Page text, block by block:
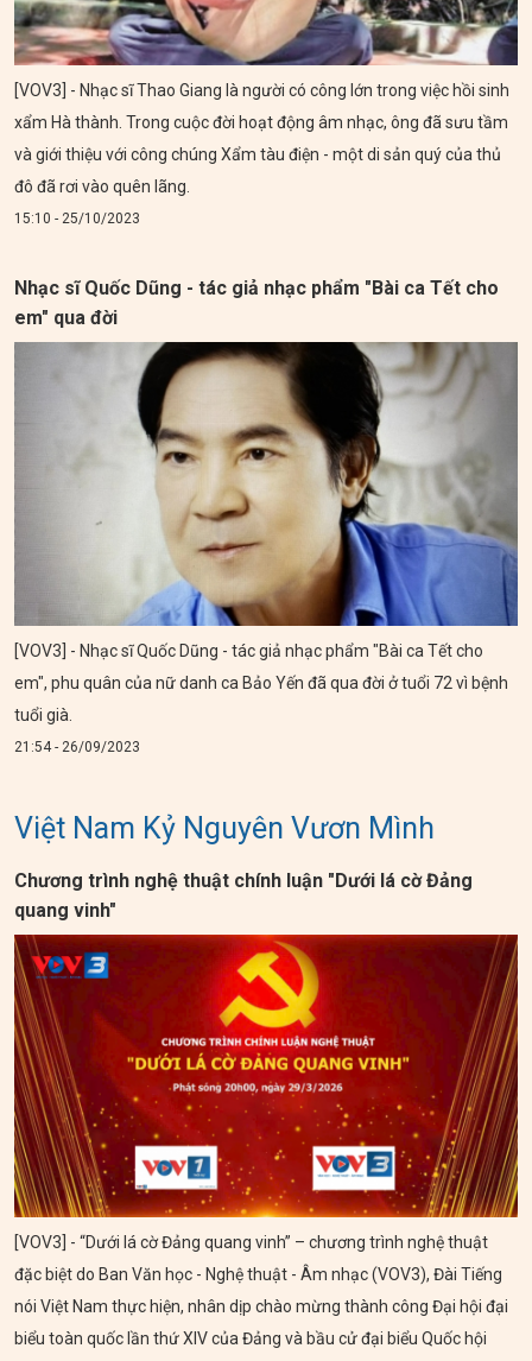
[VOV3] - Nhạc sĩ Thao Giang là người có công lớn trong việc hồi sinh
xẩm Hà thành. Trong cuộc đời hoạt động âm nhạc, ông đã sưu tầm
và giới thiệu với công chúng Xẩm tàu điện - một di sản quý của thủ
đô đã rơi vào quên lãng.
15:10 - 25/10/2023
Nhạc sĩ Quốc Dũng - tác giả nhạc phẩm "Bài ca Tết cho
em" qua đời
[VOV3] - Nhạc sĩ Quốc Dũng - tác giả nhạc phẩm "Bài ca Tết cho
em", phu quân của nữ danh ca Bảo Yến đã qua đời ở tuổi 72 vì bệnh
tuổi già.
21:54 - 26/09/2023
Việt Nam Kỷ Nguyên Vươn Mình
Chương trình nghệ thuật chính luận "Dưới lá cờ Đảng
quang vinh"
[VOV3] - “Dưới lá cờ Đảng quang vinh” – chương trình nghệ thuật
đặc biệt do Ban Văn học - Nghệ thuật - Âm nhạc (VOV3), Đài Tiếng
nói Việt Nam thực hiện, nhân dịp chào mừng thành công Đại hội đại
biểu toàn quốc lần thứ XIV của Đảng và bầu cử đại biểu Quốc hội